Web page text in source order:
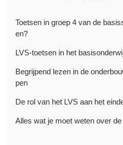
Toetsen in groep 4 van de
en?
LVS-toetsen in het
Begrijpend lezen in de
pen
De rol van het LVS aan het
Alles wat je moet weten over